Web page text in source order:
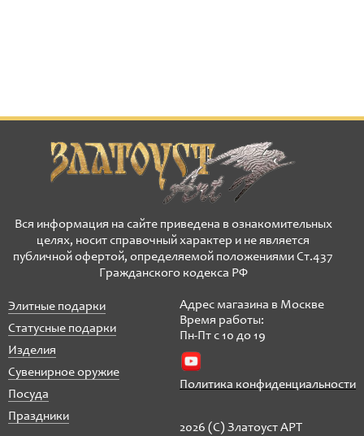
Вся информация на сайте приведена в ознакомительных
целях, носит справочный характер и не является
публичной офертой, определяемой положениями Ст.437
Гражданского кодекса РФ
Элитные подарки
Статусные подарки
Изделия
Сувенирное оружие
Посуда
Праздники
Адрес магазина в Москве
Время работы:
Пн-Пт с 10 до 19
Политика конфиденциальности
2026 (C) Златоуст АРТ